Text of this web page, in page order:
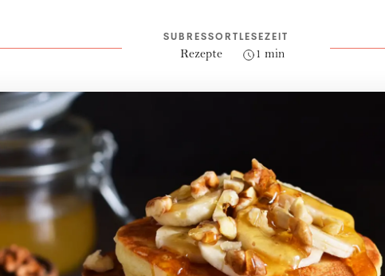
SUBRESSORT
Rezepte
LESEZEIT
1 min